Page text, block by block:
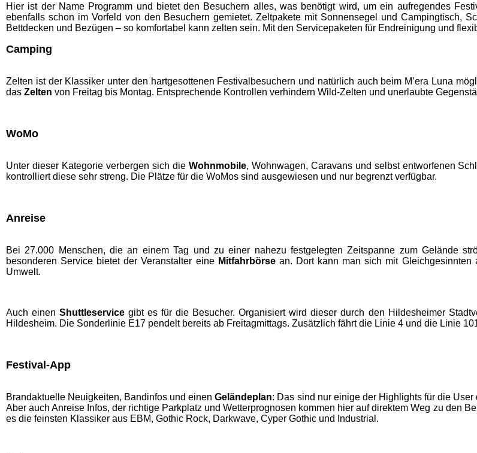
Hier ist der Name Programm und bietet den Besuchern alles, was benötigt wird, um ein aufregendes
ebenfalls schon im Vorfeld von den Besuchern gemietet. Zeltpakete mit Sonnensegel und Campingtisch,
Bettdecken und Bezügen – so komfortabel kann zelten sein. Mit den Servicepaketen für Endreinigung und
Camping
Zelten ist der Klassiker unter den hartgesottenen Festivalbesuchern und natürlich auch beim M’era Luna
das Zelten von Freitag bis Montag. Entsprechende Kontrollen verhindern Wild-Zelten und unerlaubte
WoMo
Unter dieser Kategorie verbergen sich die Wohnmobile, Wohnwagen, Caravans und selbst entworfenen
kontrolliert diese sehr streng. Die Plätze für die WoMos sind ausgewiesen und nur begrenzt verfügbar.
Anreise
Bei 27.000 Menschen, die an einem Tag und zu einer nahezu festgelegten Zeitspanne zum Gelände
besonderen Service bietet der Veranstalter eine Mitfahrbörsean. Dort kann man sich mit Gleichgesinnten
Umwelt.
Auch einenShuttleservice gibt es für die Besucher. Organisiert wird dieser durch den Hildesheimer
Hildesheim. Die Sonderlinie E17 pendelt bereits ab Freitagmittags. Zusätzlich fährt die Linie 4 und die Linie
Festival-App
Brandaktuelle Neuigkeiten, Bandinfos und einenGeländeplan: Das sind nur einige der Highlights für die
Aber auch Anreise Infos, der richtige Parkplatz und Wetterprognosen kommen hier auf direktem Weg zu den
es die feinsten Klassiker aus EBM, Gothic Rock, Darkwave, Cyper Gothic und Industrial.